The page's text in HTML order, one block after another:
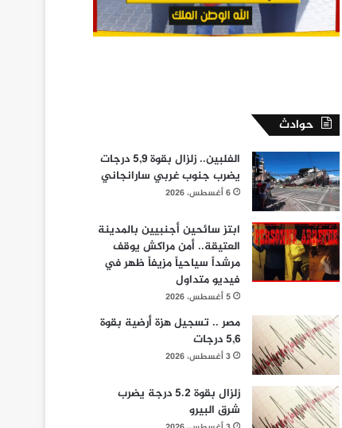
حوادث
الفلبين.. زلزال بقوة 5,9 درجات
يضرب جنوب غربي سارانجاني
6 أغسطس، 2026
ابتز سائحين أجنبيين بالمدينة
العتيقة.. أمن مراكش يوقف
مرشداً سياحياً مزيفاً ظهر في
فيديو متداول
5 أغسطس، 2026
مصر .. تسجيل هزة أرضية بقوة
5,6 درجات
3 أغسطس، 2026
زلزال بقوة 5.2 درجة يضرب
شرق البيرو